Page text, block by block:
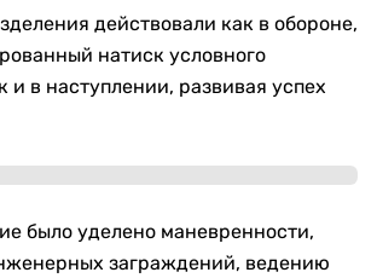
действовали как в обороне,
натиск условного
и в наступлении, развивая успех
было уделено маневренности,
заграждений, ведению